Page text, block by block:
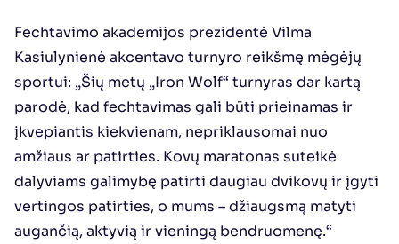
Fechtavimo akademijos prezidentė Vilma
Kasiulynienė akcentavo turnyro reikšmę mėgėjų
sportui: „Šių metų „Iron Wolf“ turnyras dar kartą
parodė, kad fechtavimas gali būti prieinamas ir
įkvepiantis kiekvienam, nepriklausomai nuo
amžiaus ar patirties. Kovų maratonas suteikė
dalyviams galimybę patirti daugiau dvikovų ir įgyti
vertingos patirties, o mums – džiaugsmą matyti
augančią, aktyvią ir vieningą bendruomenę.“